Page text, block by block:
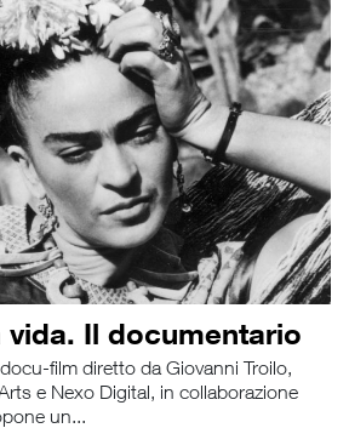
vida. Il documentario
film diretto da Giovanni Troilo,
e Nexo Digital, in collaborazione
un...